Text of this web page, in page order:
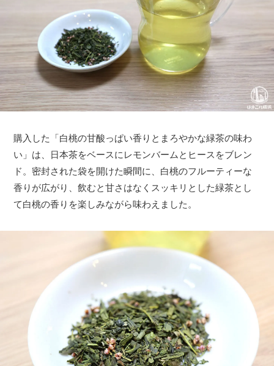
購入した「白桃の甘酸っぱい香りとまろやかな緑茶の味わ
い」は、日本茶をベースにレモンバームとヒースをブレン
ド。密封された袋を開けた瞬間に、白桃のフルーティーな
香りが広がり、飲むと甘さはなくスッキリとした緑茶とし
て白桃の香りを楽しみながら味わえました。